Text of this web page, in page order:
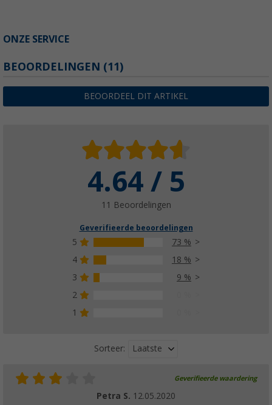
ONZE SERVICE
BEOORDELINGEN (11)
BEOORDEEL DIT ARTIKEL
4.64 / 5
11 Beoordelingen
Geverifieerde beoordelingen
5
73 %
4
18 %
3
9 %
2
1
Sorteer: Laatste
Geverifieerde waardering
Petra S. 12.05.2020